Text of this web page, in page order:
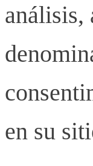
análisis,
en su